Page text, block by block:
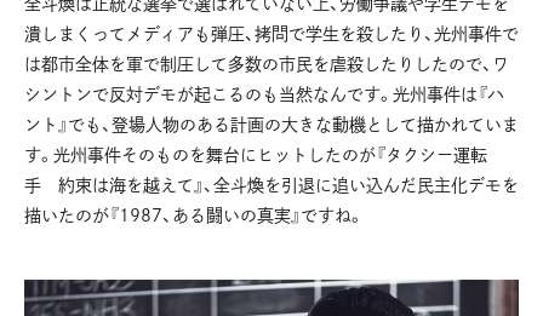
全斗煥は正統な選挙で選ばれていない上、労働争議や学生デモを
潰しまくってメディアも弾圧、拷問で学生を殺したり、光州事件で
は都市全体を軍で制圧して多数の市民を虐殺したりしたので、ワ
シントンで反対デモが起こるのも当然なんです。光州事件は『ハ
ント』でも、登場人物のある計画の大きな動機として描かれていま
す。光州事件そのものを舞台にヒットしたのが『タクシー運転
手 約束は海を越えて』、全斗煥を引退に追い込んだ民主化デモを
描いたのが『1987、ある闘いの真実』ですね。